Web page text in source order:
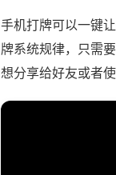
手机打牌可以一键
牌系统规律，只需
想分享给好友或者